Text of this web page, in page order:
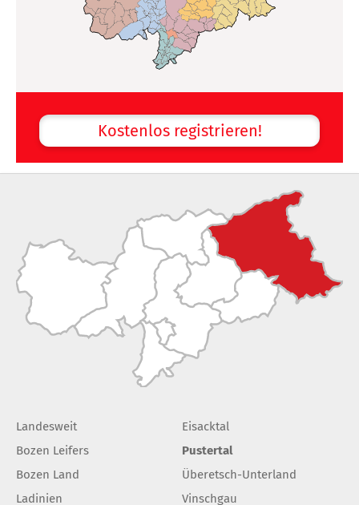
Kostenlos registrieren!
Landesweit
Bozen Leifers
Bozen Land
Ladinien
Eisacktal
Pustertal
Überetsch-Unterland
Vinschgau